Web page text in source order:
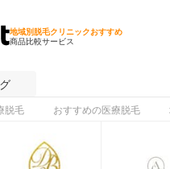
地域別脱毛クリニックおすすめ
商品比較サービス
脱毛 おすすめの医療脱毛